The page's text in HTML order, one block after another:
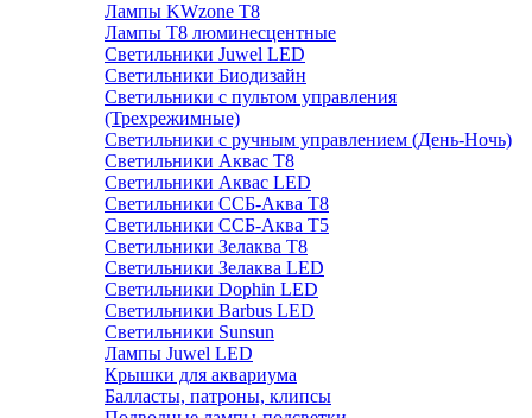
Лампы KWzone Т8
Лампы Т8 люминесцентные
Светильники Juwel LED
Светильники Биодизайн
Светильники с пультом управления
(Трехрежимные)
Светильники с ручным управлением (День-Ночь)
Светильники Аквас Т8
Светильники Аквас LED
Светильники ССБ-Аква Т8
Светильники ССБ-Аква Т5
Светильники Зелаква Т8
Светильники Зелаква LED
Светильники Dophin LED
Светильники Barbus LED
Светильники Sunsun
Лампы Juwel LED
Крышки для аквариума
Балласты, патроны, клипсы